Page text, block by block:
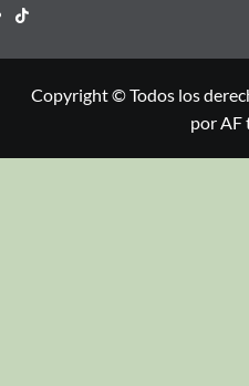
Copyright © Todos los
por AF